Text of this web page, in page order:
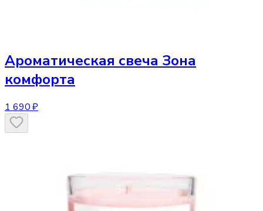
Ароматическая свеча Зона
комфорта
1 690 ₽